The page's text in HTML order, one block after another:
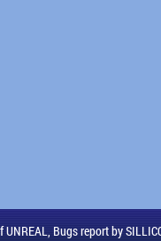
Bugs report by